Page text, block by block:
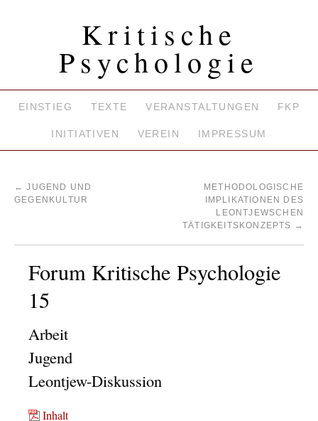
Kritische
Psychologie
EINSTIEG TEXTE VERANSTALTUNGEN FKP
INITIATIVEN VEREIN IMPRESSUM
← JUGEND UND
GEGENKULTUR
METHODOLOGISCHE
IMPLIKATIONEN DES
LEONTJEWSCHEN
TÄTIGKEITSKONZEPTS →
Forum Kritische Psychologie
15
Arbeit
Jugend
Leontjew-Diskussion
Inhalt